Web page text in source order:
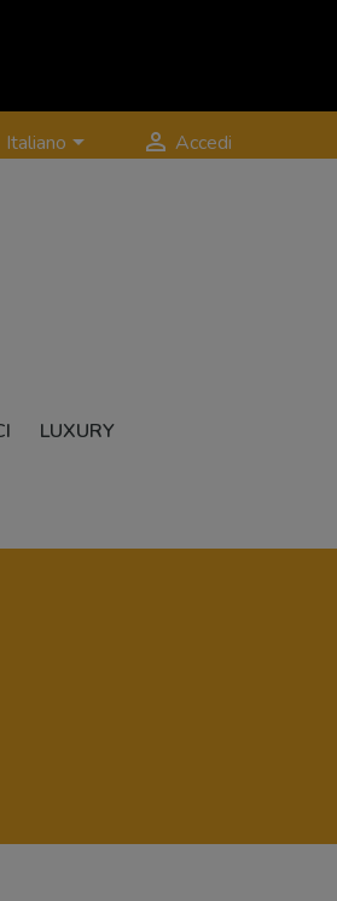
Italiano  Accedi
LUXURY